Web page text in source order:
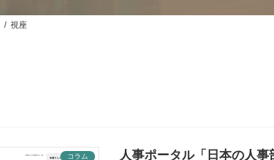
視座
コラム
人事ポータル「日本の人